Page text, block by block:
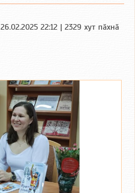
26.02.2025 22:12 | 2329 хут пӑхнӑ